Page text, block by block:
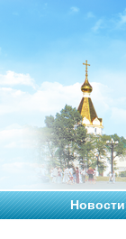
Новости